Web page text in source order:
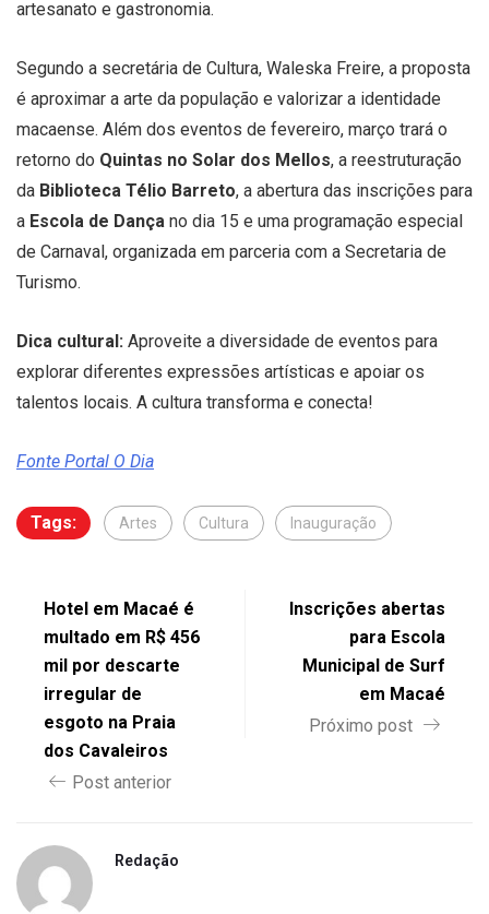
artesanato e gastronomia.
Segundo a secretária de Cultura, Waleska Freire, a proposta
é aproximar a arte da população e valorizar a identidade
macaense. Além dos eventos de fevereiro, março trará o
retorno do Quintas no Solar dos Mellos, a reestruturação
da Biblioteca Télio Barreto, a abertura das inscrições para
a Escola de Dança no dia 15 e uma programação especial
de Carnaval, organizada em parceria com a Secretaria de
Turismo.
Dica cultural: Aproveite a diversidade de eventos para
explorar diferentes expressões artísticas e apoiar os
talentos locais. A cultura transforma e conecta!
Fonte Portal O Dia
Tags: Artes Cultura Inauguração
Hotel em Macaé é
multado em R$ 456
mil por descarte
irregular de
esgoto na Praia
dos Cavaleiros
Post anterior
Inscrições abertas
para Escola
Municipal de Surf
em Macaé
Próximo post
Redação